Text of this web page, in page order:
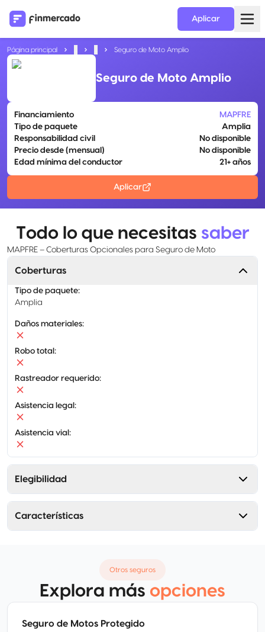
Aplicar
Página principal Seguro de Moto Amplio
Seguro de Moto Amplio
Financiamiento
MAPFRE
Tipo de paquete
Amplia
Responsabilidad civil
No disponible
Precio desde (mensual)
No disponible
Edad mínima del conductor
21+ años
Aplicar
Todo lo que necesitas saber
MAPFRE – Coberturas Opcionales para Seguro de Moto
Coberturas
Tipo de paquete:
Amplia
Daños materiales:
Robo total :
Rastreador requerido:
Asistencia legal :
Asistencia vial :
Elegibilidad
Características
Otros seguros
Explora más opciones
Seguro de Motos Protegido